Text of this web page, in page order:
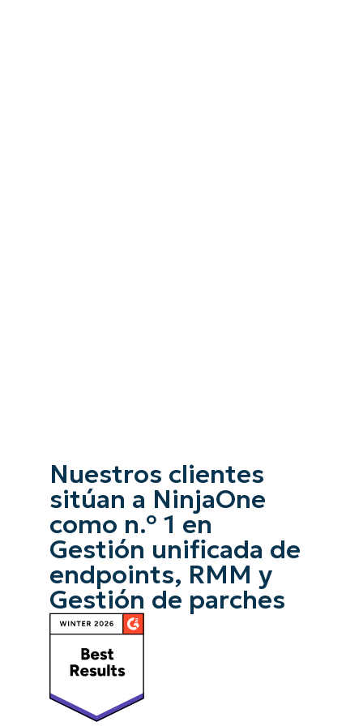
Nuestros clientes
sitúan a NinjaOne
como n.º 1 en
Gestión unificada de
endpoints, RMM y
Gestión de parches